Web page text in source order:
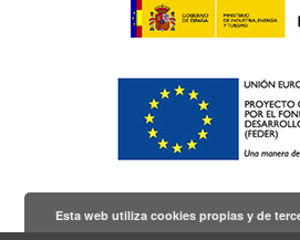
Esta web utiliza cookies propias y de